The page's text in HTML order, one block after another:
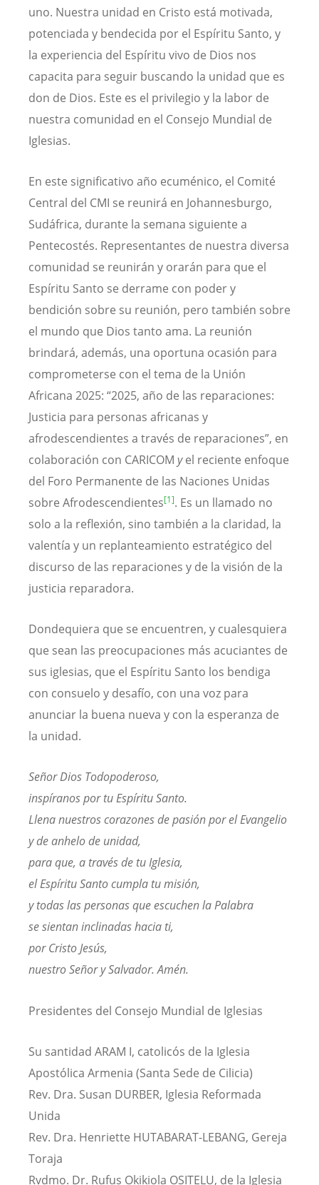
uno. Nuestra unidad en Cristo está motivada,
potenciada y bendecida por el Espíritu Santo, y
la experiencia del Espíritu vivo de Dios nos
capacita para seguir buscando la unidad que es
don de Dios. Este es el privilegio y la labor de
nuestra comunidad en el Consejo Mundial de
Iglesias.
En este significativo año ecuménico, el Comité
Central del CMI se reunirá en Johannesburgo,
Sudáfrica, durante la semana siguiente a
Pentecostés. Representantes de nuestra diversa
comunidad se reunirán y orarán para que el
Espíritu Santo se derrame con poder y
bendición sobre su reunión, pero también sobre
el mundo que Dios tanto ama. La reunión
brindará, además, una oportuna ocasión para
comprometerse con el tema de la Unión
Africana 2025: “2025, año de las reparaciones:
Justicia para personas africanas y
afrodescendientes a través de reparaciones”, en
colaboración con CARICOM yel reciente enfoque
del Foro Permanente de las Naciones Unidas
sobre Afrodescendientes[1]. Es un llamado no
solo a la reflexión, sino también a la claridad, la
valentía y un replanteamiento estratégico del
discurso de las reparaciones y de la visión de la
justicia reparadora.
Dondequiera que se encuentren, y cualesquiera
que sean las preocupaciones más acuciantes de
sus iglesias, que el Espíritu Santo los bendiga
con consuelo y desafío, con una voz para
anunciar la buena nueva y con la esperanza de
la unidad.
Señor Dios Todopoderoso,
inspíranos por tu Espíritu Santo.
Llena nuestros corazones de pasión por el Evangelio
y de anhelo de unidad,
para que, a través de tu Iglesia,
el Espíritu Santo cumpla tu misión,
y todas las personas que escuchen la Palabra
se sientan inclinadas hacia ti,
por Cristo Jesús,
nuestro Señor y Salvador. Amén.
Presidentes del Consejo Mundial de Iglesias
Su santidad ARAM I, catolicós de la Iglesia
Apostólica Armenia (Santa Sede de Cilicia)
Rev. Dra. Susan DURBER, Iglesia Reformada
Unida
Rev. Dra. Henriette HUTABARAT-LEBANG, Gereja
Toraja
Rvdmo. Dr. Rufus Okikiola OSITELU, de la Iglesia